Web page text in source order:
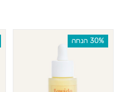
‫30% הנחה